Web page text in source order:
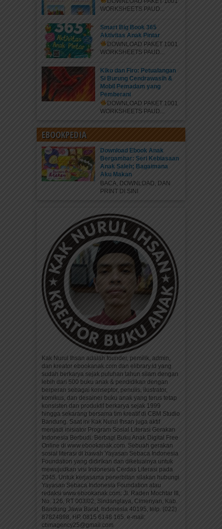
WORKSHEETS PAUD...
Smart Big Book 365
Aktivitas Anak Pintar
DOWNLOAD PAKET 1001
WORKSHEETS PAUD...
Kiko dan Firo: Petualangan
Si Burung Cendrawasih &
Mobil Pemadam yang
Pemberani
DOWNLOAD PAKET 1001
WORKSHEETS PAUD...
EBOOKPEDIA
Download Ebook Anak
Bergambar: Seri Kebiasaan
Anak Saleh; Bagaimana
Aku Makan
BACA, DOWNLOAD, DAN
PRINT DI SINI
Kak Nurul Ihsan adalah founder, pemilik, admin,
dan kreator ebookanak.com dan elibrary.id yang
sudah berkarya sejak puluhan tahun silam dengan
lebih dari 500 buku anak & pendidikan dengan
berperan sebagai konseptor, penulis, ilustrator,
komikus, dan desainer buku anak yang terus tetap
konsisten dan produktif berkarya sejak 1999
hingga sekarang bersama tim kreatif di CBM Studio
Bandung. Saat ini Kak Nurul Ihsan juga aktif
menjadi inisiator Program Sosial Literasi Gerakan
Indonesia Berbudi: Berbagi Buku Anak Digital Free
Online di www.ebookanak.com. Sebuah gerakan
sosial literasi di bawah Yayasan Sebaca Indonesia
Foundation yang didirikan dan diketuainya untuk
mewujudkan visi Indonesia Cerdas Literasi pada
2045. Untuk kerjasama penerbitan silakan hubungi
Yayasan Sebaca Indonesia Foundation atau
redaksi www.ebookanak.com: Jl. Raden Mochtar III,
No. 126, RT 003/02, Sindanglaya, Cimenyan, Kab.
Bandung Jawa Barat, Indonesia 40195, telp. (022)
87824898, HP. 0815 6148 165. e-mail:
cbmagency25@gmail.com